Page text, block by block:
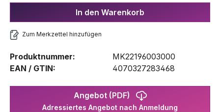
In den Warenkorb
Zum Merkzettel hinzufügen
Produktnummer:
MK22196003000
EAN / GTIN:
4070327283468
Angebot (PDF)
Adressiertes Angebot nach Anmeldung